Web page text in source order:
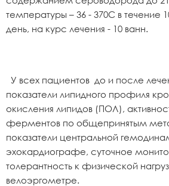
температуры – 36 - 370С в течение
день, на курс лечения - 10 ванн.
У всех пациентов до и после
показатели липидного профиля
окисления липидов (ПОЛ),
ферментов по общепринятым
показатели центральной
эхокардиографе, суточное
толерантность к физической
велоэргометре.